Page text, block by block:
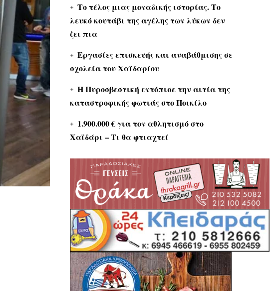
Το τέλος μιας μοναδικής ιστορίας. Το
λευκό κουτάβι της αγέλης των λύκων δεν
ζει πια
Εργασίες επισκευής και αναβάθμισης σε
σχολεία του Χαϊδαρίου
Η Πυροσβεστική εντόπισε την αιτία της
καταστροφικής φωτιάς στο Ποικίλο
1.900.000 € για τον αθλητισμό στο
Χαϊδάρι – Τι θα φτιαχτεί